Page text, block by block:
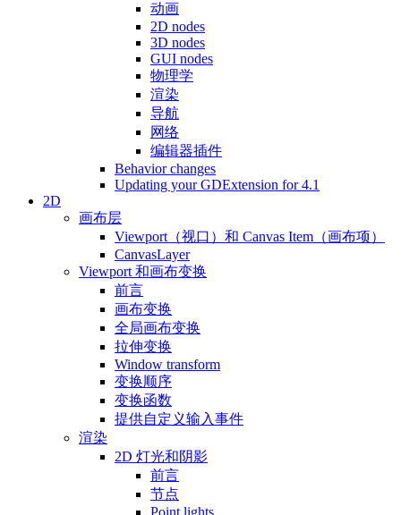
动画
2D nodes
3D nodes
GUI nodes
物理学
渲染
导航
网络
编辑器插件
Behavior changes
Updating your GDExtension for 4.1
2D
画布层
Viewport（视口）和 Canvas Item（画布项）
CanvasLayer
Viewport 和画布变换
前言
画布变换
全局画布变换
拉伸变换
Window transform
变换顺序
变换函数
提供自定义输入事件
渲染
2D 灯光和阴影
前言
节点
Point lights